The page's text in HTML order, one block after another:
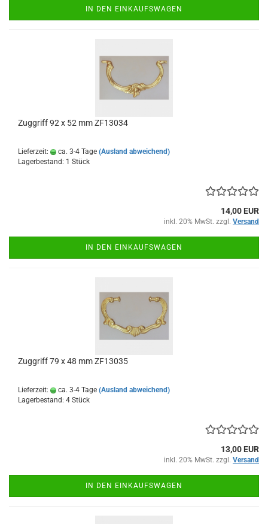
IN DEN EINKAUFSWAGEN
Zuggriff 92 x 52 mm ZF13034
Lieferzeit: ca. 3-4 Tage (Ausland abweichend)
Lagerbestand: 1 Stück
14,00 EUR
inkl. 20% MwSt. zzgl. Versand
IN DEN EINKAUFSWAGEN
Zuggriff 79 x 48 mm ZF13035
Lieferzeit: ca. 3-4 Tage (Ausland abweichend)
Lagerbestand: 4 Stück
13,00 EUR
inkl. 20% MwSt. zzgl. Versand
IN DEN EINKAUFSWAGEN